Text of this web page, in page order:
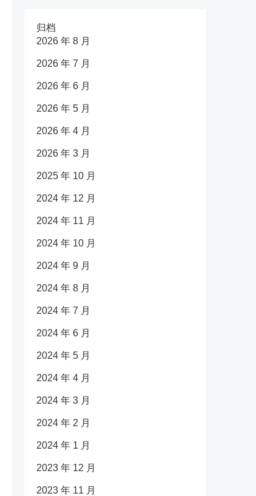
归档
2026 年 8 月
2026 年 7 月
2026 年 6 月
2026 年 5 月
2026 年 4 月
2026 年 3 月
2025 年 10 月
2024 年 12 月
2024 年 11 月
2024 年 10 月
2024 年 9 月
2024 年 8 月
2024 年 7 月
2024 年 6 月
2024 年 5 月
2024 年 4 月
2024 年 3 月
2024 年 2 月
2024 年 1 月
2023 年 12 月
2023 年 11 月